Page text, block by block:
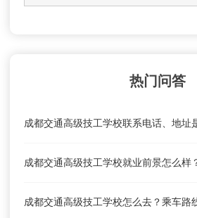
热门问答
成都交通高级技工学校联系电话、地址
成都交通高级技工学校就业前景怎么样
成都交通高级技工学校怎么去？乘车路